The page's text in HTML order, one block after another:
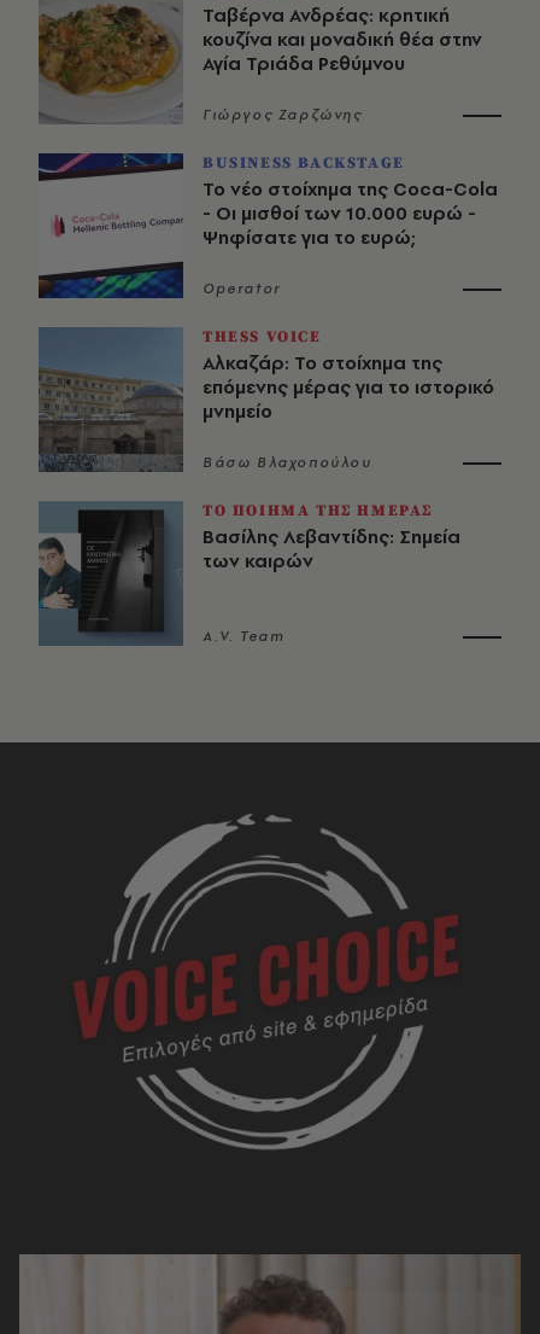
Ταβέρνα Ανδρέας: κρητική
κουζίνα και μοναδική θέα στην
Αγία Τριάδα Ρεθύμνου
Γιώργος Ζαρζώνης
BUSINESS BACKSTAGE
Το νέο στοίχημα της Coca-Cola
- Οι μισθοί των 10.000 ευρώ -
Ψηφίσατε για το ευρώ;
Operator
THESS VOICE
Αλκαζάρ: Το στοίχημα της
επόμενης μέρας για το ιστορικό
μνημείο
Βάσω Βλαχοπούλου
ΤΟ ΠΟΙΗΜΑ ΤΗΣ ΗΜΕΡΑΣ
Βασίλης Λεβαντίδης: Σημεία
των καιρών
A.V. Team